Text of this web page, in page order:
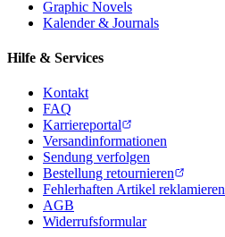
Graphic Novels
Kalender & Journals
Hilfe & Services
Kontakt
FAQ
Karriereportal
Versandinformationen
Sendung verfolgen
Bestellung retournieren
Fehlerhaften Artikel reklamieren
AGB
Widerrufsformular